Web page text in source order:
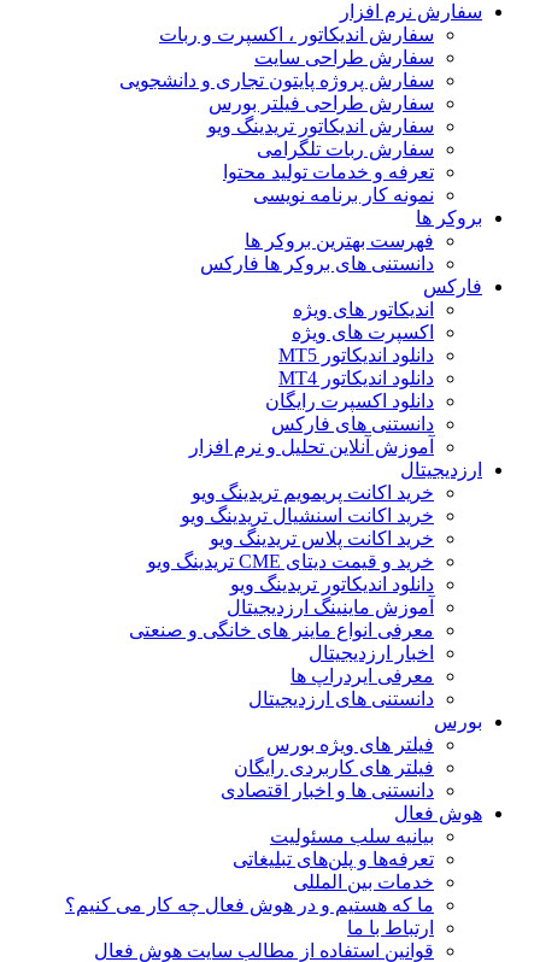
سفارش نرم افزار
سفارش اندیکاتور ، اکسپرت و ربات
سفارش طراحی سایت
سفارش پروژه پایتون تجاری و دانشجویی
سفارش طراحی فیلتر بورس
سفارش اندیکاتور تریدینگ ویو
سفارش ربات تلگرامی
تعرفه و خدمات تولید محتوا
نمونه کار برنامه نویسی
بروکر ها
فهرست بهترین بروکر ها
دانستنی های بروکر ها فارکس
فارکس
اندیکاتور های ویژه
اکسپرت های ویژه
دانلود اندیکاتور MT5
دانلود اندیکاتور MT4
دانلود اکسپرت رایگان
دانستنی های فارکس
آموزش آنلاین تحلیل و نرم افزار
ارزدیجیتال
خرید اکانت پریمویم تریدینگ ویو
خرید اکانت اسنشیال تریدینگ ویو
خرید اکانت پلاس تریدینگ ویو
خرید و قیمت دیتای CME تریدینگ ویو
دانلود اندیکاتور تریدینگ ویو
آموزش ماینینگ ارزدیجیتال
معرفی انواع ماینر های خانگی و صنعتی
اخبار ارزدیجیتال
معرفی ایردراپ ها
دانستنی های ارزدیجیتال
بورس
فیلتر های ویژه بورس
فیلتر های کاربردی رایگان
دانستنی ها و اخبار اقتصادی
هوش فعال
بیانیه سلب مسئولیت
تعرفه‌ها و پلن‌های تبلیغاتی
خدمات بین المللی
ما که هستیم و در هوش فعال چه کار می کنیم؟
ارتباط با ما
قوانین استفاده از مطالب سایت هوش فعال